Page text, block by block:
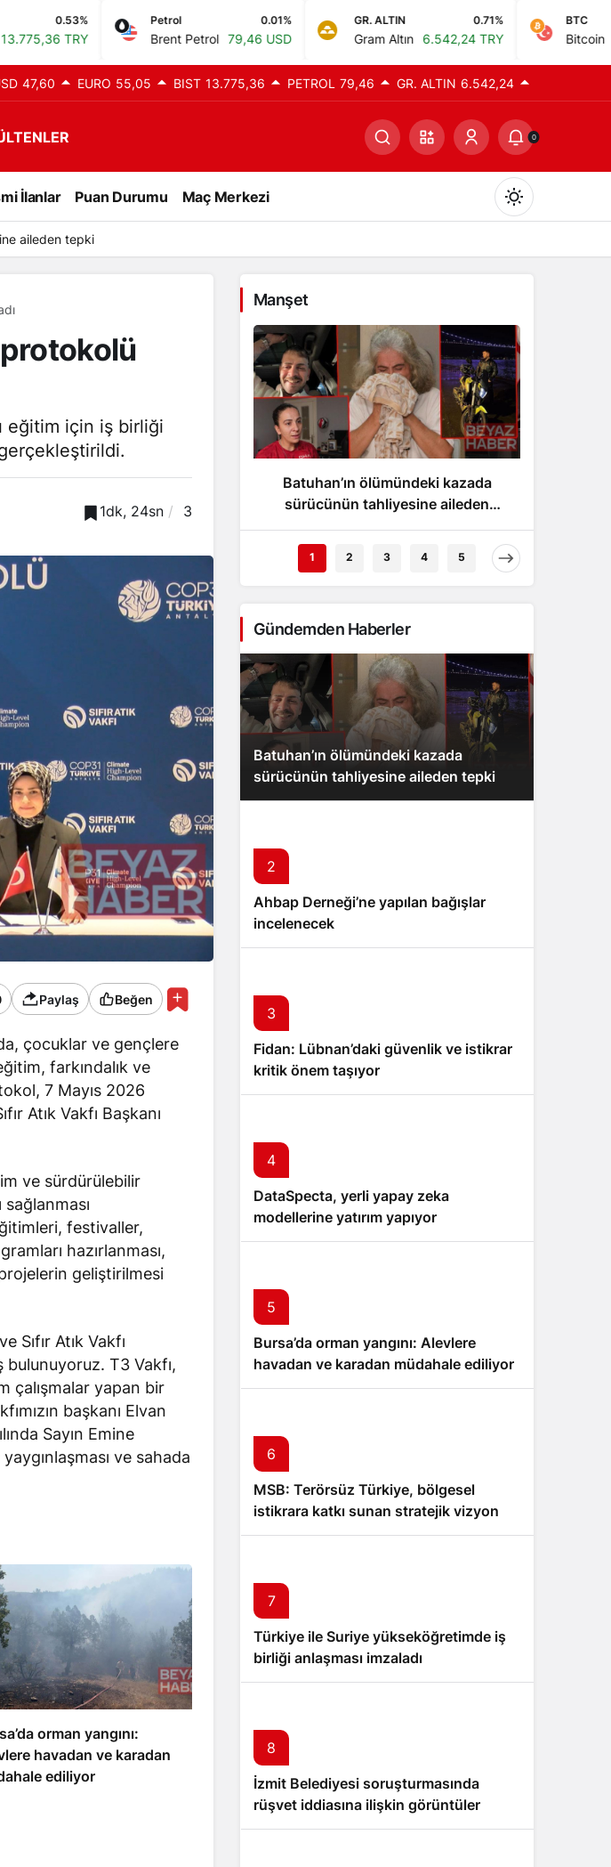
Petrol 0.01%
Brent Petrol 79,46 USD
GR. ALTIN 0.71%
Gram Altın 6.542,24 TRY
BTC 0%
Bitcoin 0,00 TRY
47,60 EURO 55,05 BIST 13.775,36 PETROL 79,46 GR. ALTIN 6.542,24
0
İlanlar Puan Durumu Maç Merkezi
Gündüz Modu
Gündüz modunu seçin.
Gece Modu
Gece modunu seçin.
Sistem Modu
Sistem modunu seçin.
aileden tepki
protokolü
eğitim için iş birliği
1dk, 24sn 3
Paylaş Beğen
çocuklar ve gençlere
farkındalık ve
7 Mayıs 2026
Atık Vakfı Başkanı
ve sürdürülebilir
festivaller,
hazırlanması,
geliştirilmesi
Sıfır Atık Vakfı
T3 Vakfı,
çalışmalar yapan bir
başkanı Elvan
Sayın Emine
ve sahada
orman yangını:
havadan ve karadan
ediliyor
Manşet
Batuhan’ın ölümündeki kazada
sürücünün tahliyesine aileden
tepki
1 2 3 4 5
Gündemden Haberler
Batuhan’ın ölümündeki kazada
sürücünün tahliyesine aileden tepki
2
Ahbap Derneği’ne yapılan bağışlar
incelenecek
3
Fidan: Lübnan’daki güvenlik ve istikrar
kritik önem taşıyor
4
DataSpecta, yerli yapay zeka
modellerine yatırım yapıyor
5
Bursa’da orman yangını: Alevlere
havadan ve karadan müdahale ediliyor
6
MSB: Terörsüz Türkiye, bölgesel
istikrara katkı sunan stratejik vizyon
7
Türkiye ile Suriye yükseköğretimde iş
birliği anlaşması imzaladı
8
İzmit Belediyesi soruşturmasında
rüşvet iddiasına ilişkin görüntüler
dosyaya girdi